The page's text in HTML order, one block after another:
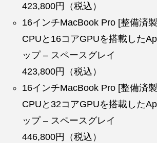
423,800円（税込）
16インチMacBook Pro [整備済
CPUと16コアGPUを搭載した
ップ – スペースグレイ
423,800円（税込）
16インチMacBook Pro [整備済
CPUと32コアGPUを搭載した
ップ – スペースグレイ
446,800円（税込）